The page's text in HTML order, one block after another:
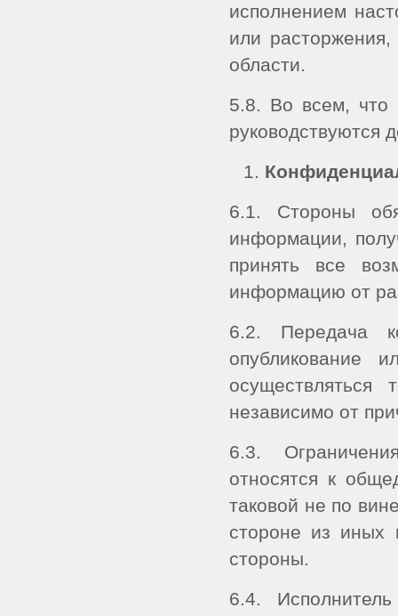
исполнением
или
области.
5.8. Во всем, что
руководствуются
6.1. Стороны
информации,
принять все
информацию от
6.2. Передача
опубликование
осуществляться
независимо от
6.3.
относятся к
таковой не по
стороне из иных
стороны.
6.4.